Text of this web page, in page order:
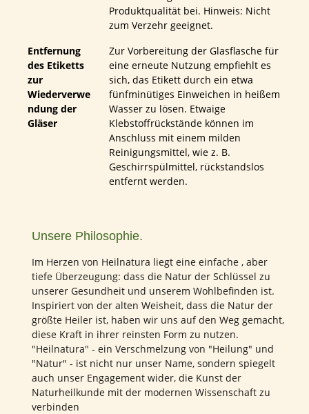
Produktqualität bei. Hinweis: Nicht
zum Verzehr geeignet.
Entfernung
des Etiketts
zur
Wiederverwe
ndung der
Gläser
Zur Vorbereitung der Glasflasche für
eine erneute Nutzung empfiehlt es
sich, das Etikett durch ein etwa
fünfminütiges Einweichen in heißem
Wasser zu lösen. Etwaige
Klebstoffrückstände können im
Anschluss mit einem milden
Reinigungsmittel, wie z. B.
Geschirrspülmittel, rückstandslos
entfernt werden.
Unsere Philosophie.
Im Herzen von Heilnatura liegt eine einfache , aber
tiefe Überzeugung: dass die Natur der Schlüssel zu
unserer Gesundheit und unserem Wohlbefinden ist.
Inspiriert von der alten Weisheit, dass die Natur der
größte Heiler ist, haben wir uns auf den Weg gemacht,
diese Kraft in ihrer reinsten Form zu nutzen.
"Heilnatura" - ein Verschmelzung von "Heilung" und
"Natur" - ist nicht nur unser Name, sondern spiegelt
auch unser Engagement wider, die Kunst der
Naturheilkunde mit der modernen Wissenschaft zu
verbinden